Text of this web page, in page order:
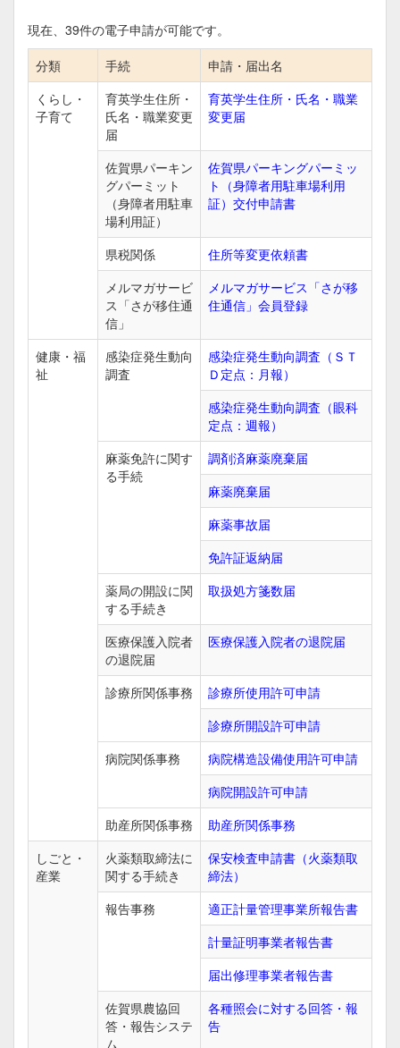
現在、 39件の電子申請が可能です。
分類
手続
申請・届出名
くらし・
子育て
育英学生住所・
氏名・職業変更
届
育英学生住所・氏名・職業
変更届
佐賀県パーキン
グパーミット
（身障者用駐車
場利用証）
佐賀県パーキングパーミッ
ト（身障者用駐車場利用
証）交付申請書
県税関係
住所等変更依頼書
メルマガサービ
ス「さが移住通
信」
メルマガサービス「さが移
住通信」会員登録
健康・福
祉
感染症発生動向
調査
感染症発生動向調査（ＳＴ
Ｄ定点：月報）
感染症発生動向調査（眼科
定点：週報）
麻薬免許に関す
る手続
調剤済麻薬廃棄届
麻薬廃棄届
麻薬事故届
免許証返納届
薬局の開設に関
する手続き
取扱処方箋数届
医療保護入院者
の退院届
医療保護入院者の退院届
診療所関係事務
診療所使用許可申請
診療所開設許可申請
病院関係事務
病院構造設備使用許可申請
病院開設許可申請
助産所関係事務
助産所関係事務
しごと・
産業
火薬類取締法に
関する手続き
保安検査申請書（火薬類取
締法）
報告事務
適正計量管理事業所報告書
計量証明事業者報告書
届出修理事業者報告書
佐賀県農協回
答・報告システ
ム
各種照会に対する回答・報
告